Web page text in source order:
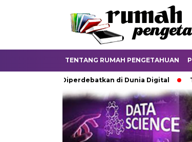
TENTANG RUMAH PENGETAHUAN
Analog Diperdebatkan di Dunia Digital